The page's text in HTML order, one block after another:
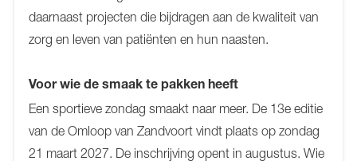
daarnaast projecten die bijdragen aan de kwaliteit van
zorg en leven van patiënten en hun naasten.
Voor wie de smaak te pakken heeft
Een sportieve zondag smaakt naar meer. De 13e editie
van de Omloop van Zandvoort vindt plaats op zondag
21 maart 2027. De inschrijving opent in augustus. Wie